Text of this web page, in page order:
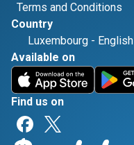
Terms and Conditions
Country
Luxembourg - English
Available on
Find us on